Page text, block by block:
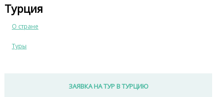
Турция
О стране
Туры
ЗАЯВКА НА ТУР В ТУРЦИЮ